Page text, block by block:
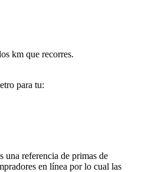
km que recorres.
para tu:
una referencia de primas de
en línea por lo cual las